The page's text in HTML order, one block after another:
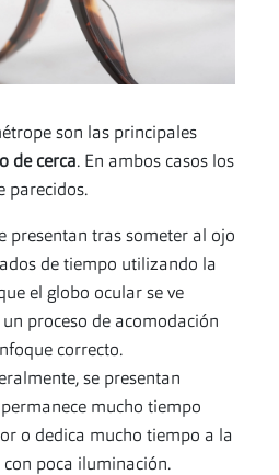
son las principales
de cerca. En ambos casos los
parecidos.
presentan tras someter al ojo
de tiempo utilizando la
el globo ocular se ve
proceso de acomodación
correcto.
se presentan
mucho tiempo
o dedica mucho tiempo a la
con poca iluminación.